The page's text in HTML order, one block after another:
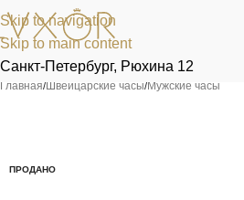
Skip to navigation
Skip to main content
Санкт-Петербург, Рюхина 12
Главная/Швейцарские часы/Мужские часы
ПРОДАНО